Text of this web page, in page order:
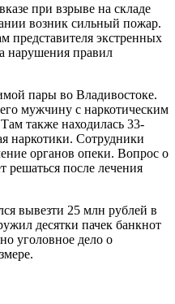
при взрыве на складе
возник сильный пожар.
представителя экстренных
нарушения правил
пары во Владивостоке.
мужчину с наркотическим
также находилась 33-
наркотики. Сотрудники
органов опеки. Вопрос о
решаться после лечения
вывезти 25 млн рублей в
десятки пачек банкнот
уголовное дело о